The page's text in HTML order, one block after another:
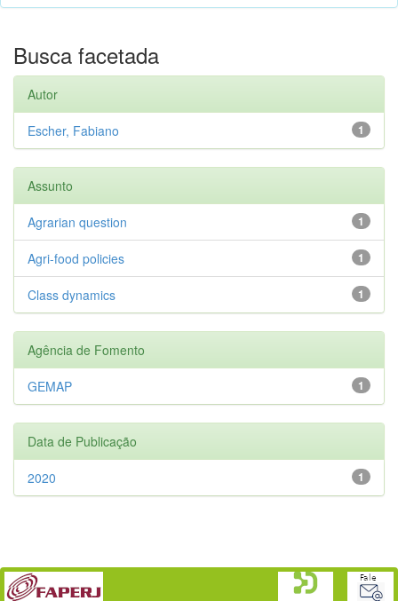
Busca facetada
Autor
1
Escher, Fabiano
Assunto
1
Agrarian question
1
Agri-food policies
1
Class dynamics
Agência de Fomento
1
GEMAP
Data de Publicação
1
2020